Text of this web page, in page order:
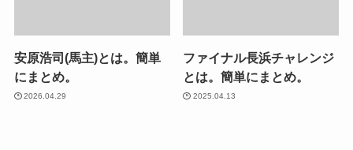
安原浩司(馬主)とは。簡単
にまとめ。
2026.04.29
ファイナル長浜チャレンジ
とは。簡単にまとめ。
2025.04.13